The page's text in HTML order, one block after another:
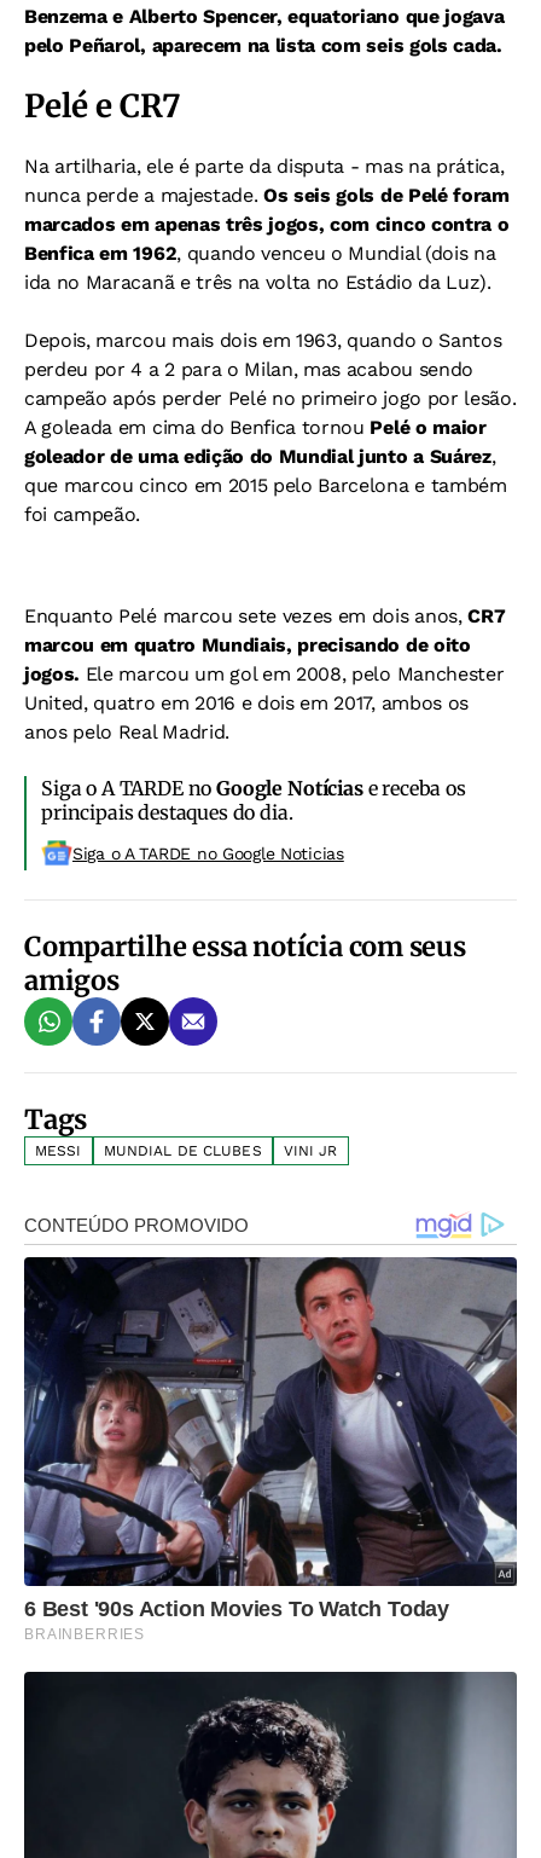
Benzema e Alberto Spencer, equatoriano que jogava
pelo Peñarol, aparecem na lista com seis gols cada.
Pelé e CR7
Na artilharia, ele é parte da disputa - mas na prática,
nunca perde a majestade. Os seis gols de Pelé foram
marcados em apenas três jogos, com cinco contra o
Benfica em 1962, quando venceu o Mundial (dois na
ida no Maracanã e três na volta no Estádio da Luz).
Depois, marcou mais dois em 1963, quando o Santos
perdeu por 4 a 2 para o Milan, mas acabou sendo
campeão após perder Pelé no primeiro jogo por lesão.
A goleada em cima do Benfica tornou Pelé o maior
goleador de uma edição do Mundial junto a Suárez,
que marcou cinco em 2015 pelo Barcelona e também
foi campeão.
Enquanto Pelé marcou sete vezes em dois anos, CR7
marcou em quatro Mundiais, precisando de oito
jogos. Ele marcou um gol em 2008, pelo Manchester
United, quatro em 2016 e dois em 2017, ambos os
anos pelo Real Madrid.
Siga o A TARDE noGoogle Notíciase receba os
principais destaques do dia.
Siga o A TARDE no Google Noticias
Compartilhe essa notícia com seus
amigos
Tags
MESSI MUNDIAL DE CLUBES VINI JR